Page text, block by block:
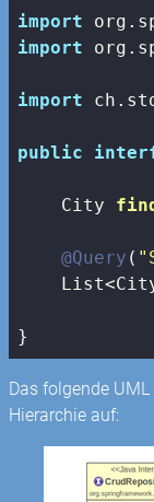
import
import
import
public
City
@Query (
}
Das folgende
Hierarchie auf: